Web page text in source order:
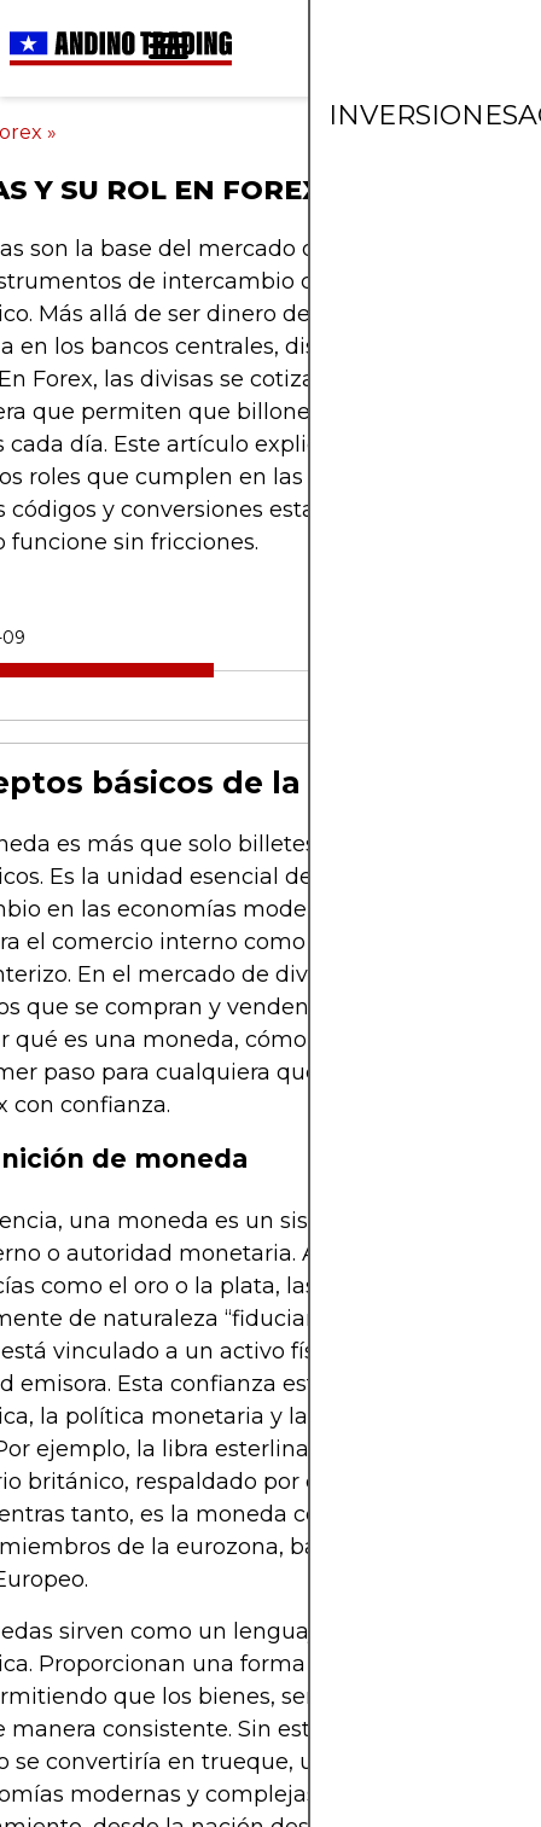
INVERSIONES
»
Y SU ROL EN FOREX
son la base del mercado de cambios,
de intercambio como reflejos del
Más allá de ser dinero de curso legal,
en los bancos centrales, disciplina fiscal y
Forex, las divisas se cotizan, codifican e
que permiten que billones fluyan a través de
cada día. Este artículo explica lo esencial de qué
roles que cumplen en las finanzas
códigos y conversiones estandarizadas hacen
funcione sin fricciones.
básicos de la moneda
es más que solo billetes de papel o saldos
Es la unidad esencial de cuenta y medio de
en las economías modernas, sirviendo como
el comercio interno como para el comercio
En el mercado de divisas (Forex), las
que se compran y venden cada segundo del
qué es una moneda, cómo funciona y por qué
paso para cualquiera que busque navegar el
con confianza.
de moneda
una moneda es un sistema de dinero
o autoridad monetaria. A diferencia de las
como el oro o la plata, las monedas
de naturaleza “fiduciaria”, lo que significa
vinculado a un activo físico sino a la
emisora. Esta confianza está respaldada por la
la política monetaria y la credibilidad del
ejemplo, la libra esterlina representa el
británico, respaldado por el Banco de
tanto, es la moneda común compartida
de la eurozona, bajo la supervisión del
sirven como un lenguaje común en la
Proporcionan una forma estandarizada de
que los bienes, servicios y activos
manera consistente. Sin esta unidad de cuenta,
se convertiría en trueque, un sistema poco
modernas y complejas. Por eso cada